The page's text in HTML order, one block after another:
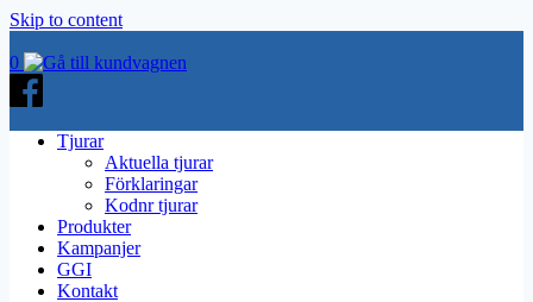
Skip to content
0
Tjurar
Aktuella tjurar
Förklaringar
Kodnr tjurar
Produkter
Kampanjer
GGI
Kontakt